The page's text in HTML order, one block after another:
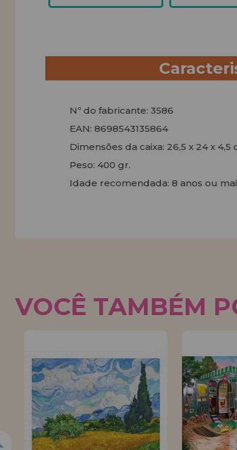
Nº do fabricante: 3586
EAN: 8698543135864
Dimensões da caixa: 26,5 x 24 x 4,5
Peso: 400 gr.
Idade recomendada: 8 anos ou
VOCÊ TAMBÉM